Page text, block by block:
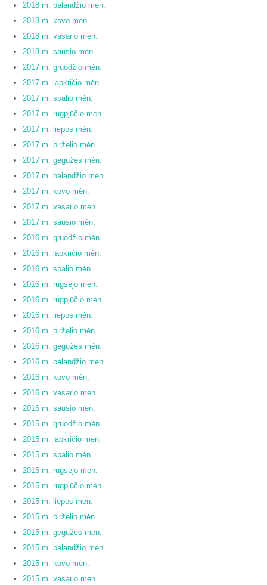
2018 m. balandžio mėn.
2018 m. kovo mėn.
2018 m. vasario mėn.
2018 m. sausio mėn.
2017 m. gruodžio mėn.
2017 m. lapkričio mėn.
2017 m. spalio mėn.
2017 m. rugpjūčio mėn.
2017 m. liepos mėn.
2017 m. birželio mėn.
2017 m. gegužės mėn.
2017 m. balandžio mėn.
2017 m. kovo mėn.
2017 m. vasario mėn.
2017 m. sausio mėn.
2016 m. gruodžio mėn.
2016 m. lapkričio mėn.
2016 m. spalio mėn.
2016 m. rugsėjo mėn.
2016 m. rugpjūčio mėn.
2016 m. liepos mėn.
2016 m. birželio mėn.
2016 m. gegužės mėn.
2016 m. balandžio mėn.
2016 m. kovo mėn.
2016 m. vasario mėn.
2016 m. sausio mėn.
2015 m. gruodžio mėn.
2015 m. lapkričio mėn.
2015 m. spalio mėn.
2015 m. rugsėjo mėn.
2015 m. rugpjūčio mėn.
2015 m. liepos mėn.
2015 m. birželio mėn.
2015 m. gegužės mėn.
2015 m. balandžio mėn.
2015 m. kovo mėn.
2015 m. vasario mėn.